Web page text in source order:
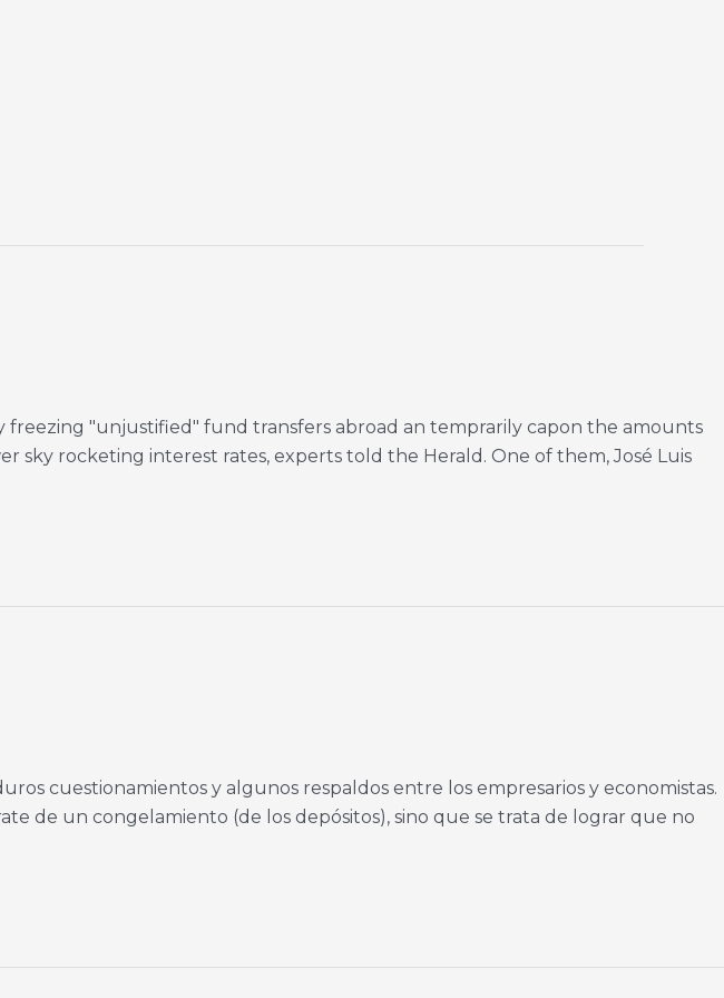
"unjustified" fund transfers abroad an temprarily capon the amounts
rocketing interest rates, experts told the Herald. One of them, José Luis
cuestionamientos y algunos respaldos entre los empresarios y economistas.
de un congelamiento (de los depósitos), sino que se trata de lograr que no